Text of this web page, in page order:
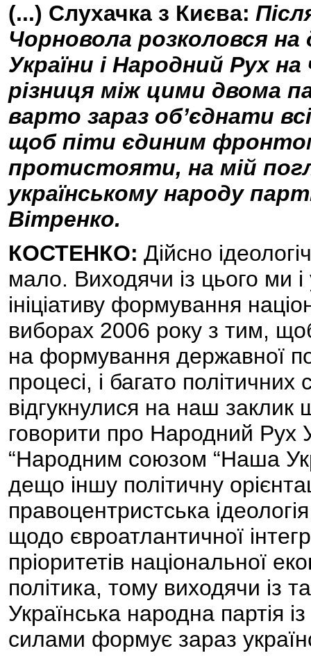
(...) Слухачка з Києва:
Чорновола розколовся
України і Народний Рух
різниця між цими двома
варто зараз об’єднати
щоб піти єдиним
протистояти, на мій
українському народу
Вітренко.
КОСТЕНКО: Дійсно
мало. Виходячи із цього ми
ініціативу формування
виборах 2006 року з тим,
на формування державної
процесі, і багато політичних
відгукнулися на наш
говорити про Народний Рух
“Народним союзом “Наша
дещо іншу політичну
правоцентристська
щодо євроатлантичної
пріоритетів національної
політика, тому виходячи із
Українська народна партія
силами формує зараз